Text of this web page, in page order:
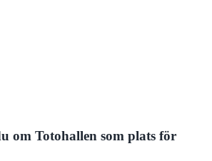
om Totohallen som plats för